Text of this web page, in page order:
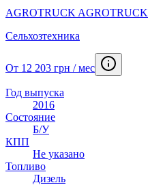
AGROTRUCK AGROTRUCK
Сельхозтехника
От 12 203 грн / мес
Год выпуска
2016
Состояние
Б/У
КПП
Не указано
Топливо
Дизель